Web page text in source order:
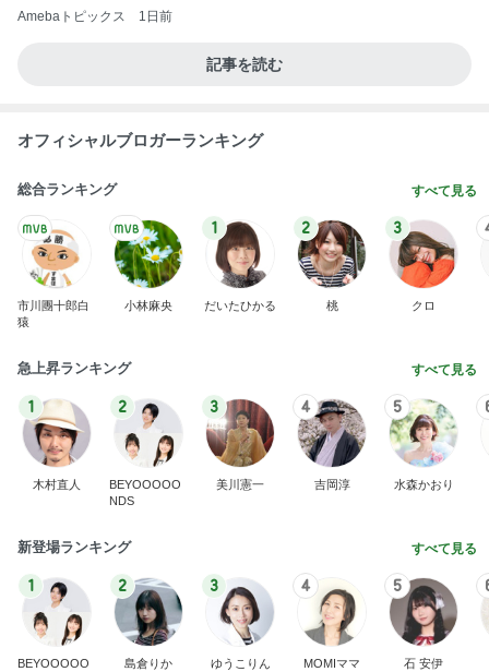
Amebaトピックス 1日前
記事を読む
オフィシャルブロガーランキング
総合ランキング すべて見る
市川團十郎白
猿
小林麻央
1
だいたひかる
2
桃
3
クロ
急上昇ランキング すべて見る
1
木村直人
2
BEYOOOOO
NDS
3
美川憲一
4
吉岡淳
5
水森かおり
新登場ランキング すべて見る
1
BEYOOOOO
2
島倉りか
3
ゆうこりん
4
MOMIママ
5
石 安伊